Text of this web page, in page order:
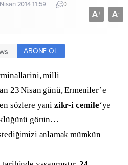
2014 11:59 0
A+ A-
ABONE OL
milli
23 Nisan günü, Ermeniler’e
sözlere yani zikr-i cemile‘ye
görün…
anlamak mümkün